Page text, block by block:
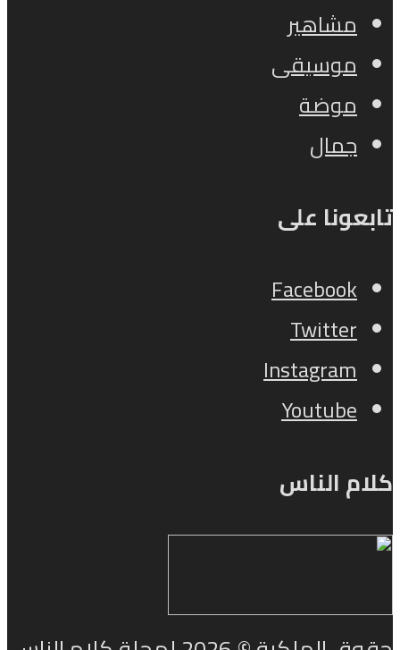
مشاهير
موسيقى
موضة
جمال
تابعونا على
Facebook
Twitter
Instagram
Youtube
كلام الناس